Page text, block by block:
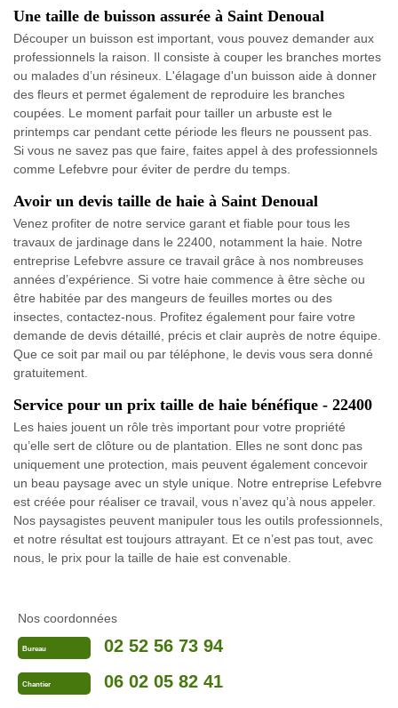
Une taille de buisson assurée à Saint Denoual
Découper un buisson est important, vous pouvez demander aux
professionnels la raison. Il consiste à couper les branches mortes
ou malades d’un résineux. L'élagage d'un buisson aide à donner
des fleurs et permet également de reproduire les branches
coupées. Le moment parfait pour tailler un arbuste est le
printemps car pendant cette période les fleurs ne poussent pas.
Si vous ne savez pas que faire, faites appel à des professionnels
comme Lefebvre pour éviter de perdre du temps.
Avoir un devis taille de haie à Saint Denoual
Venez profiter de notre service garant et fiable pour tous les
travaux de jardinage dans le 22400, notamment la haie. Notre
entreprise Lefebvre assure ce travail grâce à nos nombreuses
années d’expérience. Si votre haie commence à être sèche ou
être habitée par des mangeurs de feuilles mortes ou des
insectes, contactez-nous. Profitez également pour faire votre
demande de devis détaillé, précis et clair auprès de notre équipe.
Que ce soit par mail ou par téléphone, le devis vous sera donné
gratuitement.
Service pour un prix taille de haie bénéfique - 22400
Les haies jouent un rôle très important pour votre propriété
qu’elle sert de clôture ou de plantation. Elles ne sont donc pas
uniquement une protection, mais peuvent également concevoir
un beau paysage avec un style unique. Notre entreprise Lefebvre
est créée pour réaliser ce travail, vous n’avez qu’à nous appeler.
Nos paysagistes peuvent manipuler tous les outils professionnels,
et notre résultat est toujours attrayant. Et ce n’est pas tout, avec
nous, le prix pour la taille de haie est convenable.
Nos coordonnées
Bureau 02 52 56 73 94
Chantier 06 02 05 82 41